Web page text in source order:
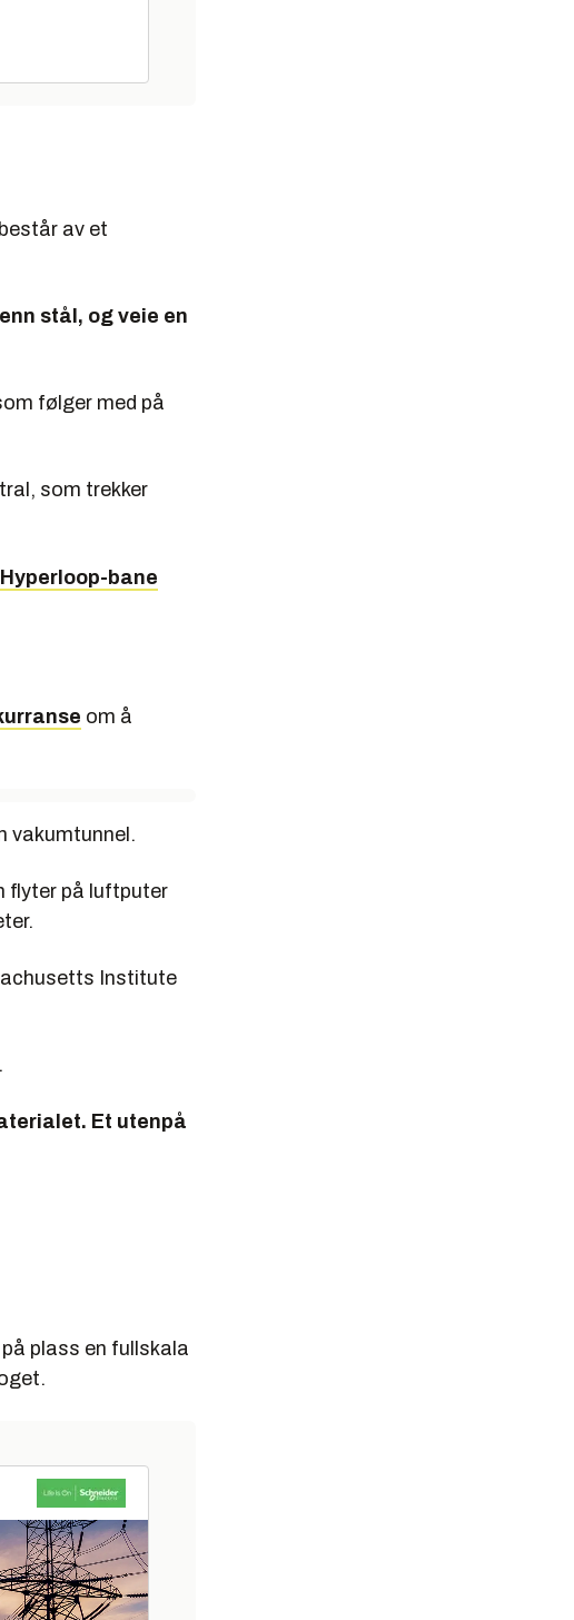
av et
stål, og veie en
følger med på
som trekker
bane
om å
vakumtunnel.
flyter på luftputer
Institute
Et utenpå
plass en fullskala